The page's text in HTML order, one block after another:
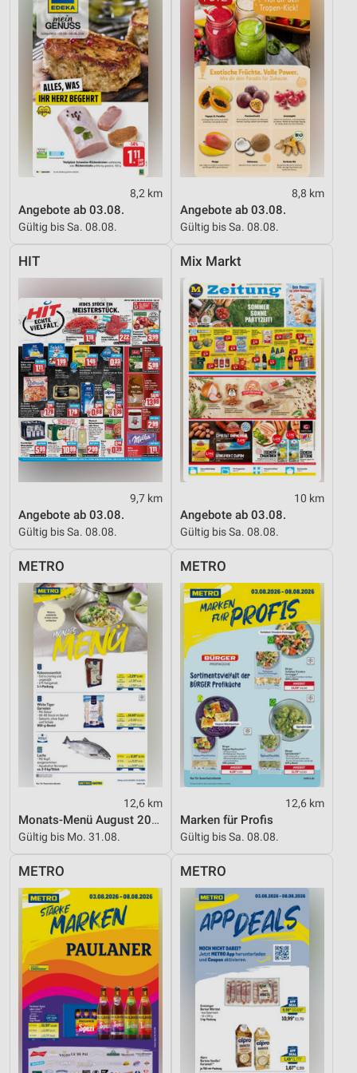
8,2 km
Angebote ab 03.08.
Gültig bis Sa. 08.08.
8,8 km
Angebote ab 03.08.
Gültig bis Sa. 08.08.
HIT
9,7 km
Angebote ab 03.08.
Gültig bis Sa. 08.08.
Mix Markt
10 km
Angebote ab 03.08.
Gültig bis Sa. 08.08.
METRO
12,6 km
Monats-Menü August 2026
Gültig bis Mo. 31.08.
METRO
12,6 km
Marken für Profis
Gültig bis Sa. 08.08.
METRO METRO
Inhalten
IAB-Besonderheiten:
Verwendung genauer Standortdaten
Geräte anhand von aktiv angeforderten
Informationen identifizieren
Nicht-IAB-Verarbeitungszwecke:
Notwendig
Funktional
Werbung